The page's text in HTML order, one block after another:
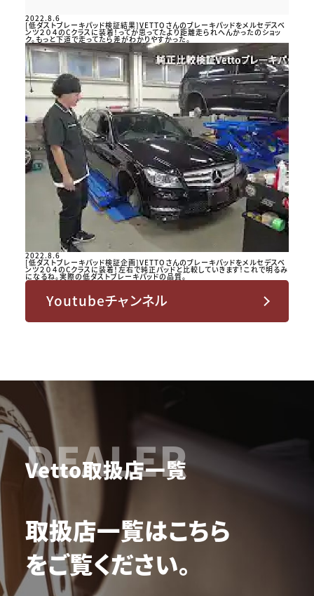
2022.8.6
[低ダストブレーキパッド検証結果]VETTOさんのブレーキパッドをメルセデスベ
ンツ２０４のCクラスに装着！ってか思ってたより距離走られへんかったのショッ
ク。もっと下道で走ってたら差がわかりやすかった。
2022.8.6
[低ダストブレーキパッド検証企画]VETTOさんのブレーキパッドをメルセデスベ
ンツ２０４のCクラスに装着！左右で純正パッドと比較していきます！これで明るみ
になるね。実際の低ダストブレーキパッドの品質。
Youtubeチャンネル
DEALER
Vetto取扱店一覧
取扱店一覧はこちら
をご覧ください。